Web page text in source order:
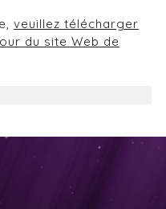
veuillez télécharger
du site Web de